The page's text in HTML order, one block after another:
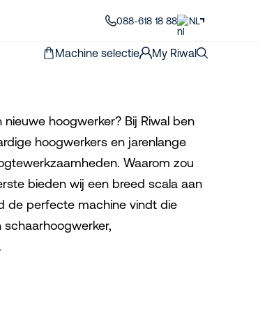
088-618 18 88 NL
Machine selectie My Riwal
hoogwerker? Bij Riwal ben
hoogwerkers en jarenlange
Waarom zou
bieden wij een breed scala aan
de perfecte machine vindt die